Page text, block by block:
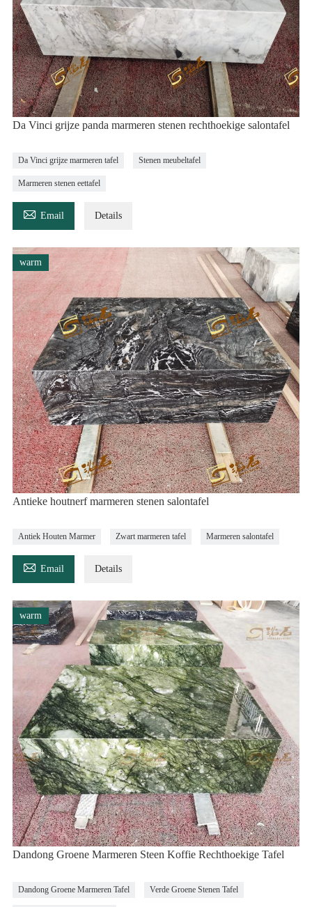
Da Vinci grijze panda marmeren stenen rechthoekige salontafel
Da Vinci grijze marmeren tafel Stenen meubeltafel
Marmeren stenen eettafel
 Email Details
warm
Antieke houtnerf marmeren stenen salontafel
Antiek Houten Marmer Zwart marmeren tafel Marmeren salontafel
 Email Details
warm
Dandong Groene Marmeren Steen Koffie Rechthoekige Tafel
Dandong Groene Marmeren Tafel Verde Groene Stenen Tafel